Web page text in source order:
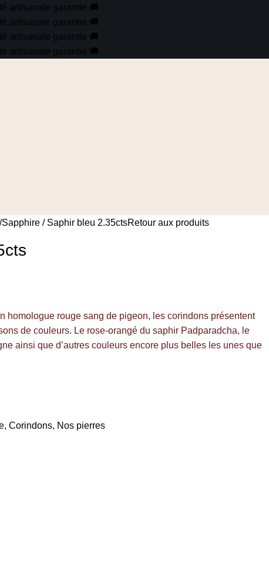
artisanale garantie 🚚
artisanale garantie 🚚
artisanale garantie 🚚
artisanale garantie 🚚
Sapphire Saphir bleu 2.35ctsRetour aux produits
homologue rouge sang de pigeon, les corindons présentent
de couleurs. Le rose-orangé du saphir Padparadcha, le
ainsi que d’autres couleurs encore plus belles les unes que
, Corindons, Nos pierres